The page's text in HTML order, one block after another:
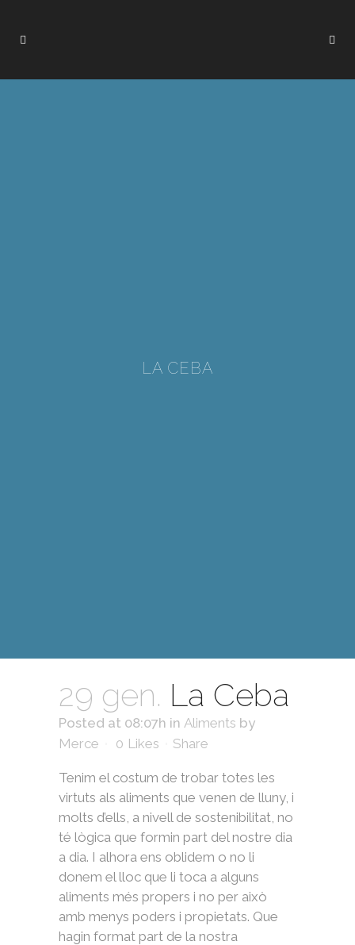
LA CEBA
29 gen. La Ceba
Posted at 08:07h in Aliments by
Merce
0 Likes Share
Tenim el costum de trobar totes les
virtuts als aliments que venen de lluny, i
molts d’ells, a nivell de sostenibilitat, no
té lògica que formin part del nostre dia
a dia. I alhora ens oblidem o no li
donem el lloc que li toca a alguns
aliments més propers i no per això
amb menys poders i propietats. Que
hagin format part de la nostra